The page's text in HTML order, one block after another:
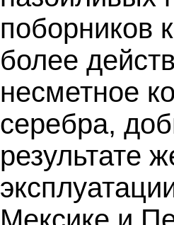
поборников
более
несметное
серебра,
результате